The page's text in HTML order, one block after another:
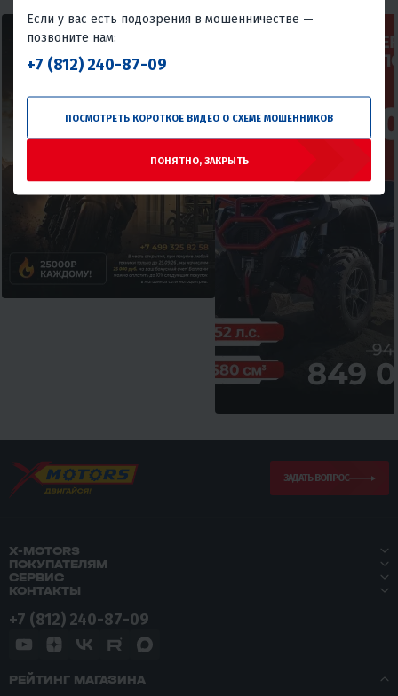
ЗАДАТЬ ВОПРОС
X-MOTORS
ПОКУПАТЕЛЯМ
СЕРВИС
КОНТАКТЫ
+7 (812) 240-87-09
РЕЙТИНГ МАГАЗИНА
Если у вас есть подозрения в мошенничестве —
позвоните нам:
+7 (812) 240-87-09
ПОСМОТРЕТЬ КОРОТКОЕ ВИДЕО О СХЕМЕ МОШЕННИКОВ
ПОНЯТНО, ЗАКРЫТЬ